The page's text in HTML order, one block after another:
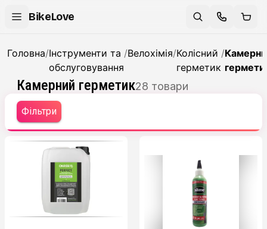
BikeLove
Головна/Інструменти та
обслуговування
/Велохімія/Колісний
герметик
/
Камерний герметик28 товари
Фільтри